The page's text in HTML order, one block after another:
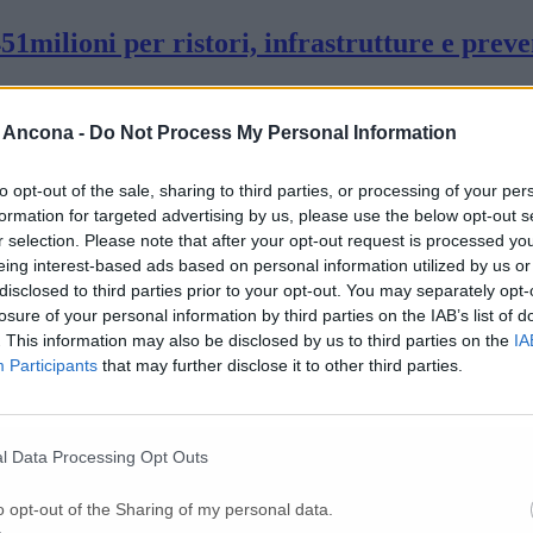
- Do Not Process My Personal Information
opt-out of the sale, sharing to third parties, or processing of your
for targeted advertising by us, please use the below opt-out
selection. Please note that after your opt-out request is processed
interest-based ads based on personal information utilized by us
to third parties prior to your opt-out. You may separately
of your personal information by third parties on the IAB’s list of
This information may also be disclosed by us to third parties on the
Participants that may further disclose it to other third parties.
Data Processing Opt Outs
opt-out of the Sharing of my personal data.
per ristori, infrastrutture e
di euro: si punta a completarla
potranno accedere ai 400 milioni del
di euro per l’alluvione del 2022
al via nuovi lavori sull’alveo del Misa
le misure adottate sin qui da Meloni e